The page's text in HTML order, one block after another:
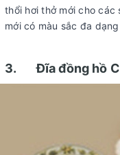
thổi hơi thở mới cho các
mới có màu sắc đa
3. Đĩa đồng hồ